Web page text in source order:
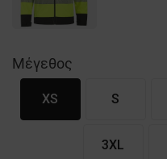
Μέγεθος
XS S
3XL